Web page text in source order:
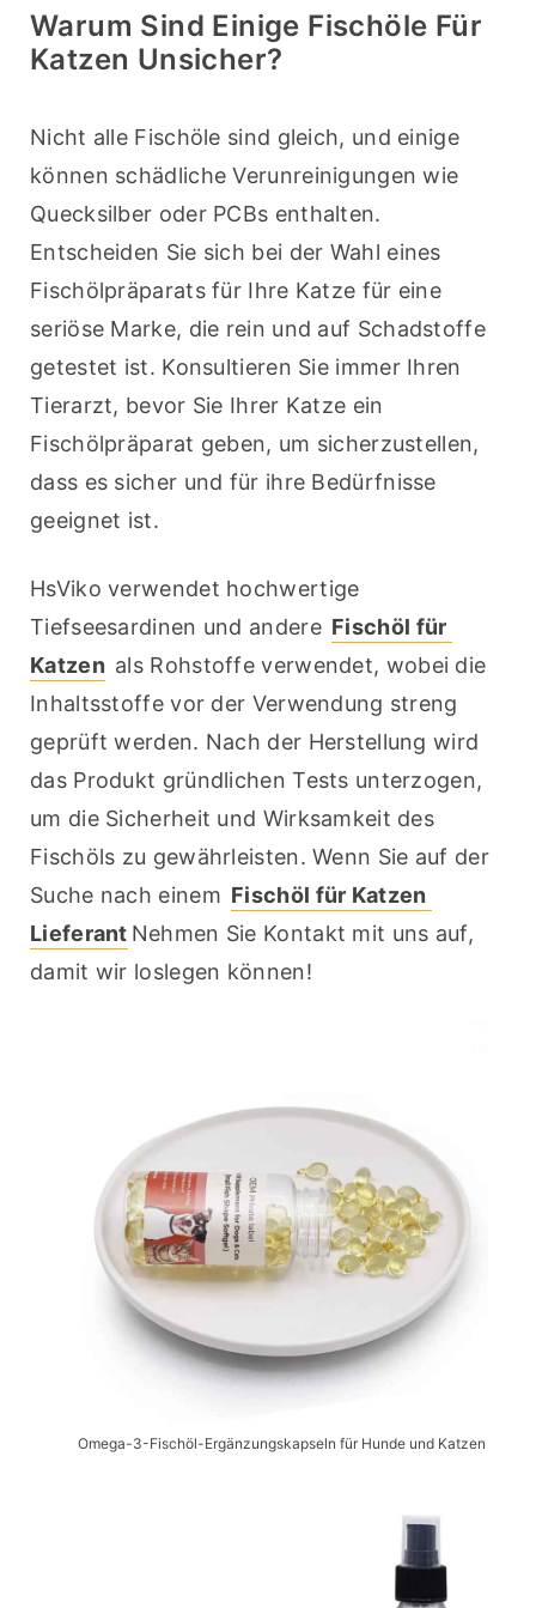
Warum Sind Einige Fischöle Für
Katzen Unsicher?
Nicht alle Fischöle sind gleich, und einige
können schädliche Verunreinigungen wie
Quecksilber oder PCBs enthalten.
Entscheiden Sie sich bei der Wahl eines
Fischölpräparats für Ihre Katze für eine
seriöse Marke, die rein und auf Schadstoffe
getestet ist. Konsultieren Sie immer Ihren
Tierarzt, bevor Sie Ihrer Katze ein
Fischölpräparat geben, um sicherzustellen,
dass es sicher und für ihre Bedürfnisse
geeignet ist.
HsViko verwendet hochwertige
Tiefseesardinen und andere Fischöl für
Katzen als Rohstoffe verwendet, wobei die
Inhaltsstoffe vor der Verwendung streng
geprüft werden. Nach der Herstellung wird
das Produkt gründlichen Tests unterzogen,
um die Sicherheit und Wirksamkeit des
Fischöls zu gewährleisten. Wenn Sie auf der
Suche nach einem Fischöl für Katzen
Lieferant Nehmen Sie Kontakt mit uns auf,
damit wir loslegen können!
Omega-3-Fischöl-Ergänzungskapseln für Hunde und Katzen